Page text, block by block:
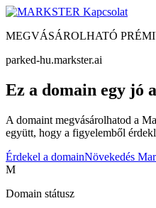
Kapcsolat
MEGVÁSÁROLHATÓ
parked-hu.markster.ai
Ez a domain egy jó
A domaint megvásárolhatod a
együtt, hogy a figyelemből
Érdekel a domainNövekedés
M
Domain státusz